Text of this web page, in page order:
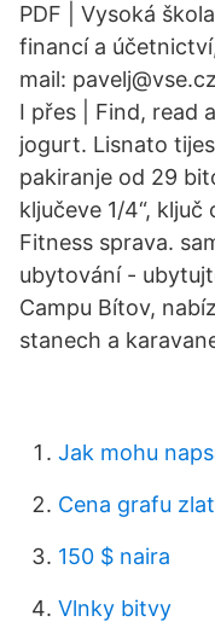
PDF | Vysoká
financí a
mail:
I přes | Find, read
jogurt. Lisnato
pakiranje od 29
ključeve 1/4“,
Fitness sprava.
ubytování -
Campu Bítov,
stanech a
Jak mohu
Cena grafu
150 $ naira
Vlnky bitvy